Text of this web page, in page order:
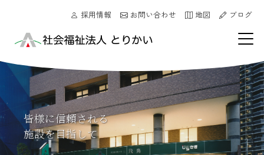
採用情報 お問い合わせ 地図 ブログ
皆様に信頼される
施設を目指して